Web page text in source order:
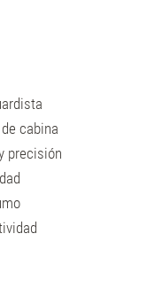
cabina
precisión